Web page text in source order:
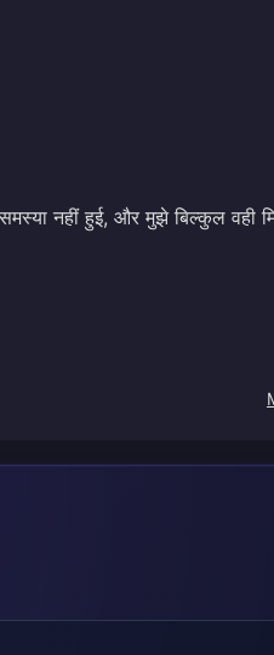
नहीं हुई, और मुझे बिल्कुल वही